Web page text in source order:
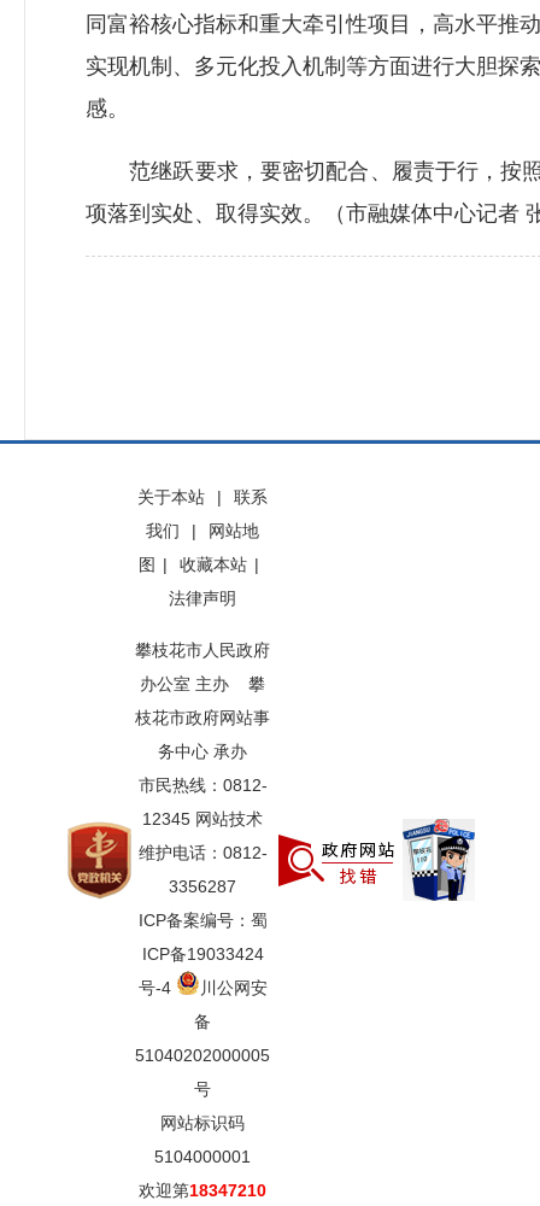
同富裕核心指标和重大牵引性项目，高水平推
实现机制、多元化投入机制等方面进行大胆探
感。
范继跃要求，要密切配合、履责于行，按照
项落到实处、取得实效。（市融媒体中心记者
关于本站 |
联系
我们
|
网站地
图 | 收藏本站 |
法律声明
攀枝花市人民政府
办公室 主办 攀
枝花市政府网站事
务中心 承办
市民热线：0812-
12345 网站技术
维护电话：0812-
3356287
ICP备案编号：蜀
ICP备19033424
号-4
川公网安
备
51040202000005
号
网站标识码
5104000001
欢迎第18347210